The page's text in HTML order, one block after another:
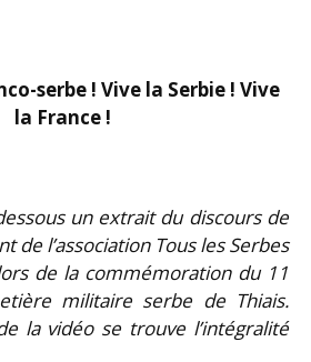
serbe ! Vive la Serbie ! Vive
la France !
un extrait du discours de
de l’association Tous les Serbes
de la commémoration du 11
militaire serbe de Thiais.
la vidéo se trouve l’intégralité